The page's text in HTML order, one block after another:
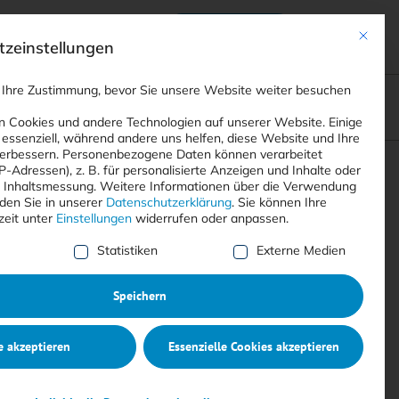
Suchen
Mit
Zustimmung, bevor Sie unsere Website weiter besuchen
Cookies und andere Technologien auf unserer Website. Einige
während andere uns helfen, diese Website und Ihre
Personenbezogene Daten können verarbeitet
Adressen), z. B. für personalisierte Anzeigen und Inhalte oder
Weitere Informationen über die Verwendung
Sie in unserer Datenschutzerklärung. Sie können Ihre
unter Einstellungen widerrufen oder anpassen.
der Service-Gruppen, für die eine Einwilligung
Statistiken Externe Medien
Speichern
akzeptieren Essenzielle Cookies akzeptieren